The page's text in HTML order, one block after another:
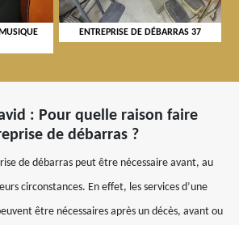
ENTREPRISE DE DÉBARRAS 37
: Pour quelle raison faire
de débarras ?
de débarras peut être nécessaire avant, au
circonstances. En effet, les services d’une
être nécessaires après un décès, avant ou